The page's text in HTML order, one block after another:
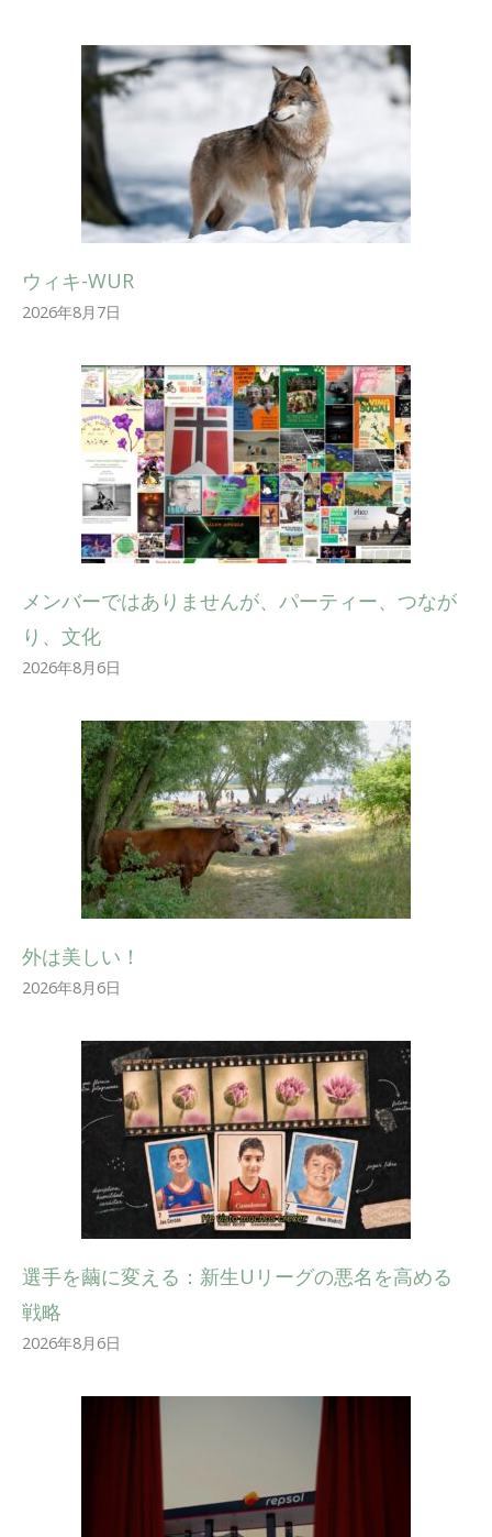
ウィキ-WUR
2026年8月7日
メンバーではありませんが、パーティー、つなが
り、文化
2026年8月6日
外は美しい！
2026年8月6日
選手を繭に変える：新生Uリーグの悪名を高める
戦略
2026年8月6日